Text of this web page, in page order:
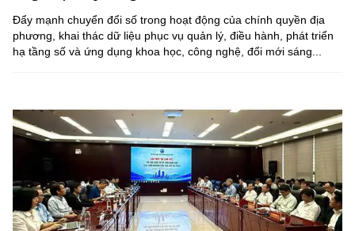
Đẩy mạnh chuyển đổi số trong hoạt động của chính quyền địa
phương, khai thác dữ liệu phục vụ quản lý, điều hành, phát triển
hạ tầng số và ứng dụng khoa học, công nghệ, đổi mới sáng...